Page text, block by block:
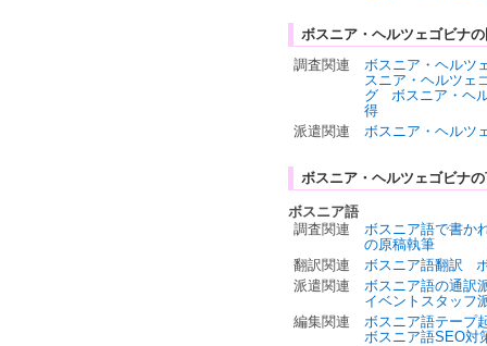
ボスニア・ヘルツェゴビナ
調査関連
ボスニア・ヘルツ
スニア・ヘルツェ
グ
ボスニア・ヘ
得
派遣関連
ボスニア・ヘルツ
ボスニア・ヘルツェゴビナ
ボスニア語
調査関連
ボスニア語で書か
の原稿執筆
翻訳関連
ボスニア語翻訳
派遣関連
ボスニア語の通訳
イベントスタッフ
編集関連
ボスニア語テープ
ボスニア語SEO対